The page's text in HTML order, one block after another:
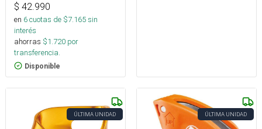
$ 42.990
en 6cuotas de $7.165sin
interés
ahorras $1.720 por
transferencia.
Disponible
ÚLTIMA UNIDAD ÚLTIMA UNIDAD